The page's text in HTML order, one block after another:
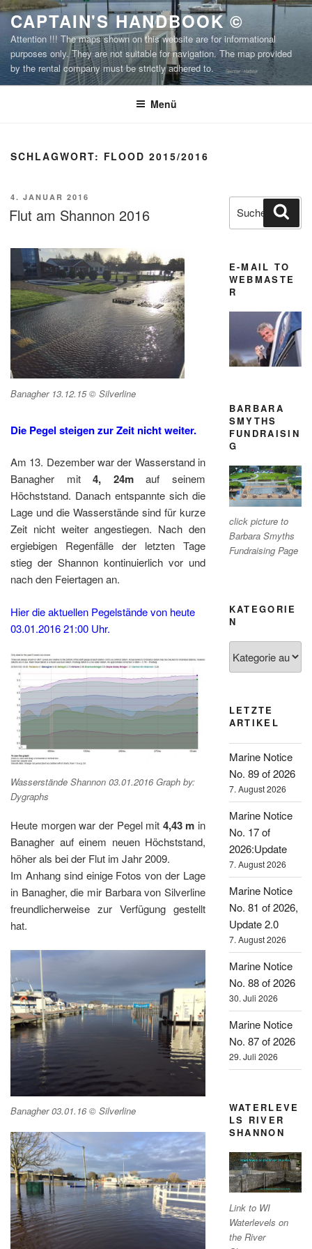
Zum
Inhalt
springen
CAPTAIN'S HANDBOOK ©
Attention !!! The maps shown on this website are for informational
purposes only. They are not suitable for navigation. The map provided
by the rental company must be strictly adhered to.
Menü
SCHLAGWORT: FLOOD 2015/2016
VERÖFFENTLICHT
AM
4. JANUAR 2016
Flut am Shannon 2016
Banagher 13.12.15 © Silverline
Die Pegel steigen zur Zeit nicht weiter.
Am 13. Dezember war der Wasserstand in
Banagher mit4, 24mauf seinem
Höchststand. Danach entspannte sich die
Lage und die Wasserstände sind für kurze
Zeit nicht weiter angestiegen. Nach den
ergiebigen Regenfälle der letzten Tage
stieg der Shannon kontinuierlich vor und
nach den Feiertagen an.
Hier die aktuellen Pegelstände von heute
03.01.2016 21:00 Uhr.
Wasserstände Shannon 03.01.2016 Graph by:
Dygraphs
Heute morgen war der Pegel mit 4,43 m in
Banagher auf einem neuen Höchststand,
höher als bei der Flut im Jahr 2009.
Im Anhang sind einige Fotos von der Lage
in Banagher, die mir Barbara von Silverline
freundlicherweise zur Verfügung gestellt
hat.
Banagher 03.01.16 © Silverline
Suchen
nach:
E-MAIL TO
WEBMASTE
R
BARBARA
SMYTHS
FUNDRAISIN
G
click picture to
Barbara Smyths
Fundraising Page
KATEGORIE
N
LETZTE
ARTIKEL
Marine Notice
No. 89 of 2026
7. August 2026
Marine Notice
No. 17 of
2026:Update
7. August 2026
Marine Notice
No. 81 of 2026,
Update 2.0
7. August 2026
Marine Notice
No. 88 of 2026
30. Juli 2026
Marine Notice
No. 87 of 2026
29. Juli 2026
WATERLEVE
LS RIVER
SHANNON
Link to WI
Waterlevels on
the River